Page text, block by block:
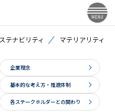
MENU
テナビリティ マテリアリティ
企業理念
基本的な考え方・推進体制
各ステークホルダーとの関わり